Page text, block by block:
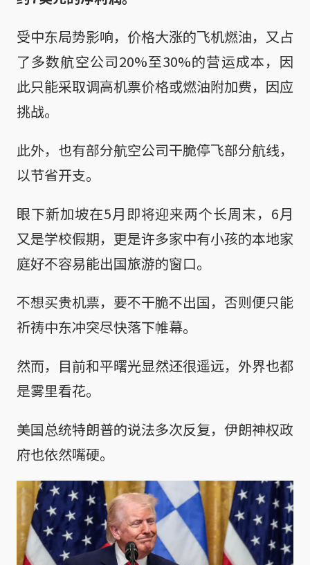
受中东局势影响，价格大涨的飞机燃油，又占
了多数航空公司20%至30%的营运成本，因
此只能采取调高机票价格或燃油附加费，因应
挑战。
此外，也有部分航空公司干脆停飞部分航线，
以节省开支。
眼下新加坡在5月即将迎来两个长周末，6月
又是学校假期，更是许多家中有小孩的本地家
庭好不容易能出国旅游的窗口。
不想买贵机票，要不干脆不出国，否则便只能
祈祷中东冲突尽快落下帷幕。
然而，目前和平曙光显然还很遥远，外界也都
是雾里看花。
美国总统特朗普的说法多次反复，伊朗神权政
府也依然嘴硬。